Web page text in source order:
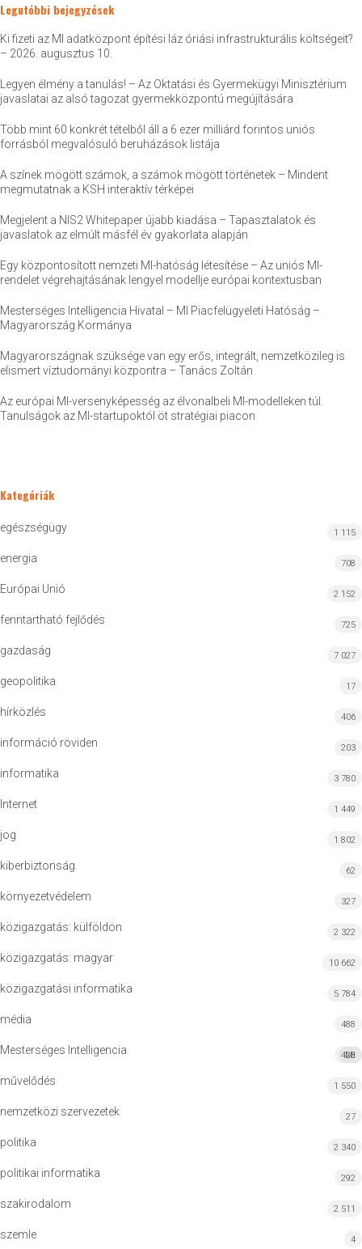
Legutóbbi bejegyzések
Ki fizeti az MI adatközpont építési láz óriási infrastrukturális költségeit?
– 2026. augusztus 10.
Legyen élmény a tanulás! – Az Oktatási és Gyermekügyi Minisztérium
javaslatai az alsó tagozat gyermekközpontú megújítására
Több mint 60 konkrét tételből áll a 6 ezer milliárd forintos uniós
forrásból megvalósuló beruházások listája
A színek mögött számok, a számok mögött történetek – Mindent
megmutatnak a KSH interaktív térképei
Megjelent a NIS2 Whitepaper újabb kiadása – Tapasztalatok és
javaslatok az elmúlt másfél év gyakorlata alapján
Egy központosított nemzeti MI-hatóság létesítése – Az uniós MI-
rendelet végrehajtásának lengyel modellje európai kontextusban
Mesterséges Intelligencia Hivatal – MI Piacfelügyeleti Hatóság –
Magyarország Kormánya
Magyarországnak szüksége van egy erős, integrált, nemzetközileg is
elismert víztudományi központra – Tanács Zoltán
Az európai MI-versenyképesség az élvonalbeli MI-modelleken túl.
Tanulságok az MI-startupoktól öt stratégiai piacon
Kategóriák
egészségügy 1 115
energia 708
Európai Unió 2 152
fenntartható fejlődés 725
gazdaság 7 027
geopolitika 17
hírközlés 406
információ röviden 203
informatika 3 780
Internet 1 449
jog 1 802
kiberbiztonság 62
környezetvédelem 327
közigazgatás: külföldön 2 322
közigazgatás: magyar 10 662
közigazgatási informatika 5 784
média 488
Mesterséges Intelligencia MI
428
művelődés 1 550
nemzetközi szervezetek 27
politika 2 340
politikai informatika 292
szakirodalom 2 511
szemle 4